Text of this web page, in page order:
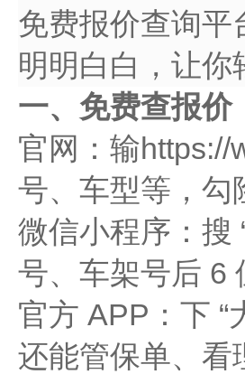
免费报价查询平
明明白白，让你
一、免费查报价
官网：输https://
号、车型等，勾
微信小程序：搜
号、车架号后 6
官方 APP：下 “
还能管保单、看